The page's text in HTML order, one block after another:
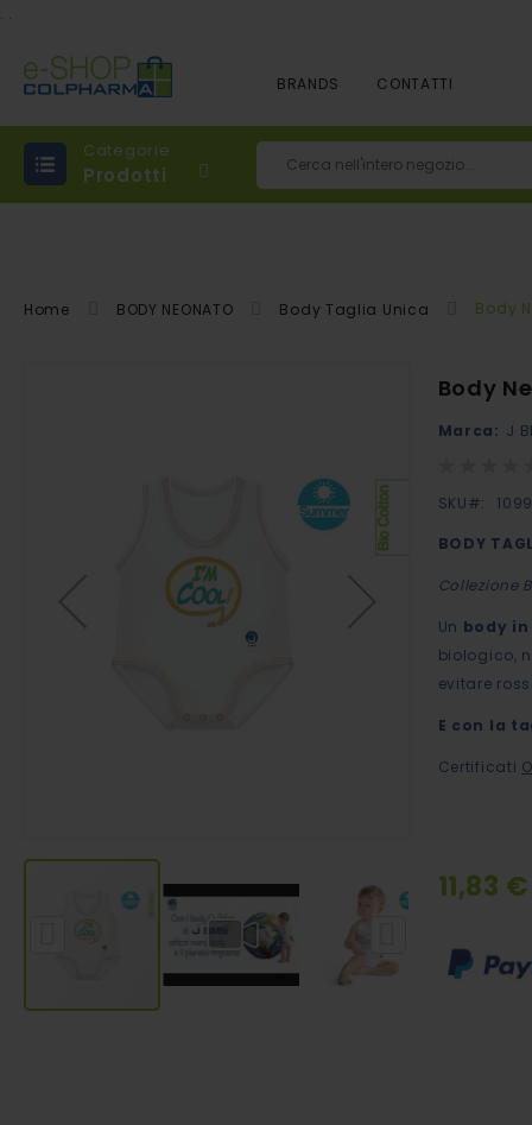
. .
BRANDS CONTATTI
Categorie
Prodotti Cerca
Home BODY NEONATO Body Taglia Unica Body
Body
Marca: J
SKU
BODY
Collezione
Un body
biologico,
evitare
E con la
Certificati
Special
11,83 €